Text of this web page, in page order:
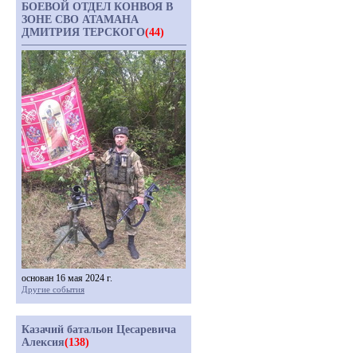
БОЕВОЙ ОТДЕЛ КОНВОЯ В
ЗОНЕ СВО АТАМАНА
ДМИТРИЯ ТЕРСКОГО(44)
основан 16 мая 2024 г.
Другие события
Казачий батальон Цесаревича
Алексия(138)